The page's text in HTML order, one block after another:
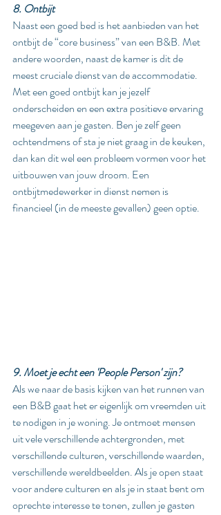
8. Ontbijt
Naast een goed bed is het aanbieden van het
ontbijt de “core business” van een B&B. Met
andere woorden, naast de kamer is dit de
meest cruciale dienst van de accommodatie.
Met een goed ontbijt kan je jezelf
onderscheiden en een extra positieve ervaring
meegeven aan je gasten. Ben je zelf geen
ochtendmens of sta je niet graag in de keuken,
dan kan dit wel een probleem vormen voor het
uitbouwen van jouw droom. Een
ontbijtmedewerker in dienst nemen is
financieel (in de meeste gevallen) geen optie.
9. Moet je echt een 'People Person' zijn?
Als we naar de basis kijken van het runnen van
een B&B gaat het er eigenlijk om vreemden uit
te nodigen in je woning. Je ontmoet mensen
uit vele verschillende achtergronden, met
verschillende culturen, verschillende waarden,
verschillende wereldbeelden. Als je open staat
voor andere culturen en als je in staat bent om
oprechte interesse te tonen, zullen je gasten